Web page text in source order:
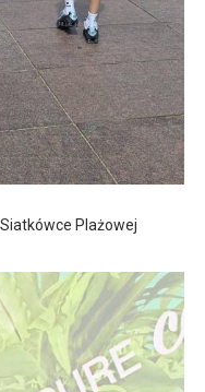
Plażowej